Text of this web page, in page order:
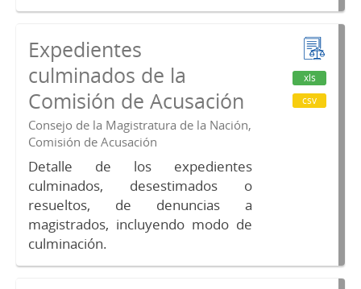
Expedientes
culminados de la
Comisión de Acusación
Consejo de la Magistratura de la Nación,
Comisión de Acusación
Detalle de los expedientes
culminados, desestimados o
resueltos, de denuncias a
magistrados, incluyendo modo de
culminación.
xls
csv